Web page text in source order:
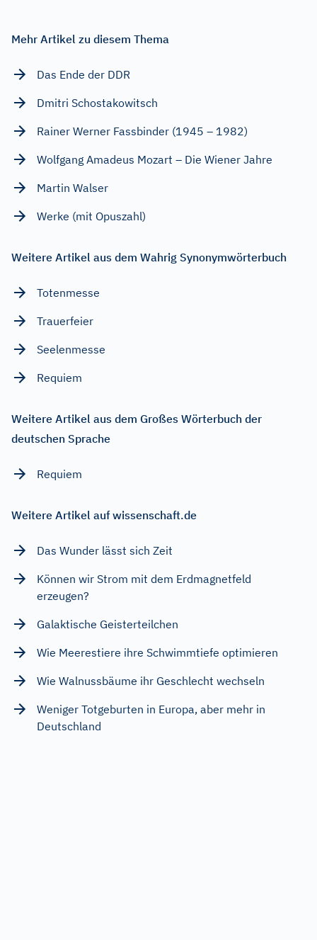
Mehr Artikel zu diesem Thema
Das Ende der DDR
Dmitri Schostakowitsch
Rainer Werner Fassbinder (1945 – 1982)
Wolfgang Amadeus Mozart – Die Wiener Jahre
Martin Walser
Werke (mit Opuszahl)
Weitere Artikel aus dem Wahrig Synonymwörterbuch
Totenmesse
Trauerfeier
Seelenmesse
Requiem
Weitere Artikel aus dem Großes Wörterbuch der
deutschen Sprache
Requiem
Weitere Artikel auf wissenschaft.de
Das Wunder lässt sich Zeit
Können wir Strom mit dem Erdmagnetfeld
erzeugen?
Galaktische Geisterteilchen
Wie Meerestiere ihre Schwimmtiefe optimieren
Wie Walnussbäume ihr Geschlecht wechseln
Weniger Totgeburten in Europa, aber mehr in
Deutschland